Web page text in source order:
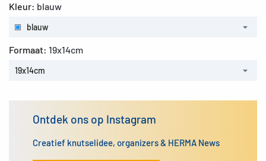
Kleur: blauw
blauw
Formaat: 19x14cm
19x14cm
Ontdek ons op Instagram
Creatief knutselidee, organizers & HERMA News